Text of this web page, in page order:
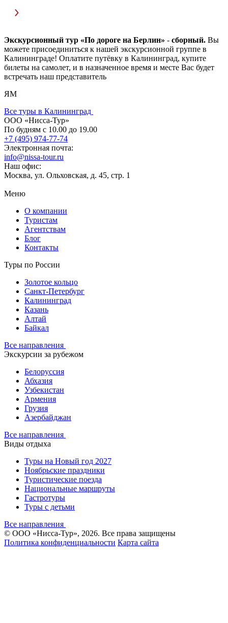
Экскурсионный тур «По дороге на Берлин» - сборный. Вы
можете присоединиться к нашей экскурсионной группе в
Калининграде! Оплатите путёвку в Калининград, купите
билеты на самолет, и в назначенное время и месте Вас будет
встречать наш представитель
ЯМ
Все туры в Калининград
ООО «Нисса-Тур»
По будням с 10.00 до 19.00
+7 (495) 974-77-74
Электронная почта:
info@nissa-tour.ru
Наш офис:
Москва, ул. Ольховская, д. 45, стр. 1
Меню
О компании
Туристам
Агентствам
Блог
Контакты
Туры по России
Золотое кольцо
Санкт-Петербург
Калининград
Казань
Алтай
Байкал
Все направления
Экскурсии за рубежом
Белоруссия
Абхазия
Узбекистан
Армения
Грузия
Азербайджан
Все направления
Виды отдыха
Туры на Новый год 2027
Ноябрьские праздники
Туристические поезда
Национальные маршруты
Гастротуры
Туры с детьми
Все направления
© ООО «Нисса-Тур», 2026. Все права защищены
Политика конфиденциальности Карта сайта